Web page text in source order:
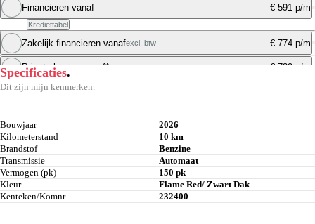
Financieren vanaf € 591 p/m
Krediettabel
Maandbedrag berekenen
Zakelijk financieren vanafexcl. btw € 774 p/m
Private leasen vanaf* € 739 p/m
Specificaties.
Dit zijn mijn kenmerken.
Bouwjaar
2026
Kilometerstand
10 km
Brandstof
Benzine
Transmissie
Automaat
Vermogen (pk)
150 pk
Kleur
Flame Red/ Zwart Dak
Kenteken/Komnr.
232400